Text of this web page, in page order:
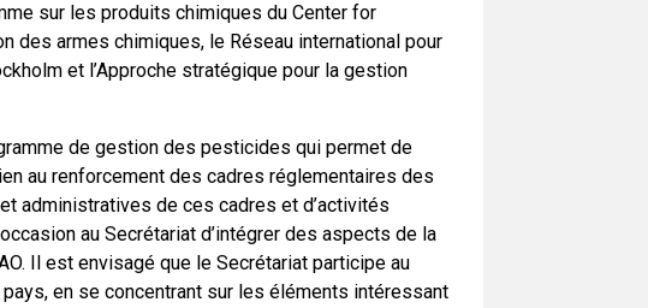
sur les produits chimiques du Center for
des armes chimiques, le Réseau international pour
et l’Approche stratégique pour la gestion
de gestion des pesticides qui permet de
au renforcement des cadres réglementaires des
administratives de ces cadres et d’activités
au Secrétariat d’intégrer des aspects de la
Il est envisagé que le Secrétariat participe au
en se concentrant sur les éléments intéressant